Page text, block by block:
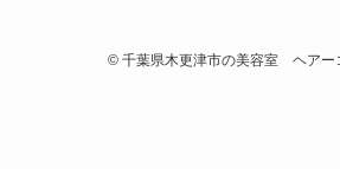
©千葉県木更津市の美容室 ヘアー